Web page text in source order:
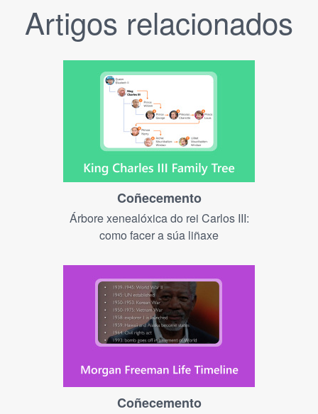
Artigos relacionados
Coñecemento
Árbore xenealóxica do rei Carlos III:
como facer a súa liñaxe
Coñecemento